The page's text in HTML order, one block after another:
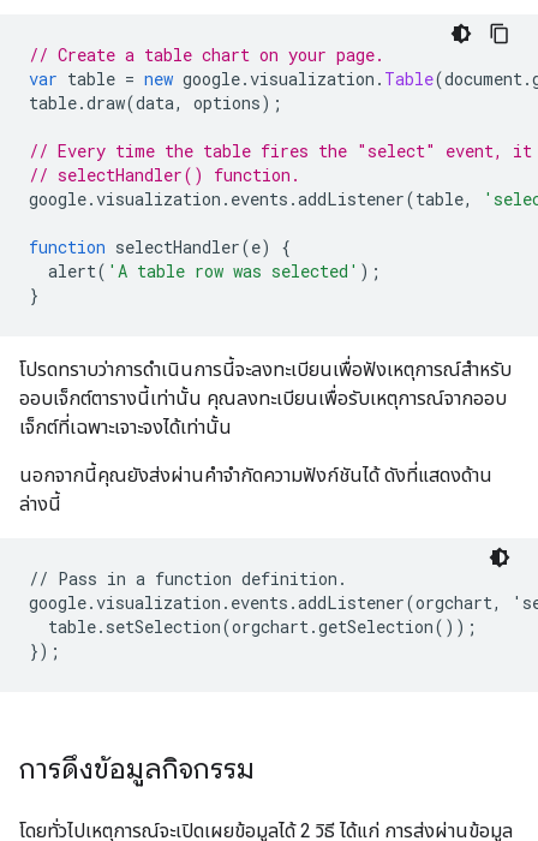
// Create a table chart on your page.
var table = new google.visualization . Table(document.
table.draw(data, options);
// Every time the table fires the "select" event, it
// selectHandler() function.
google.visualization . events .addListener(table,
function selectHandler(e)
{
alert( 'A table row was selected' );
}
โปรดทราบว่าการดำเนินการนี้จะลงทะเบียนเพื่อฟังเหตุการณ์สำหรับ
ออบเจ็กต์ตารางนี้เท่านั้น คุณลงทะเบียนเพื่อรับเหตุการณ์จากออบ
เจ็กต์ที่เฉพาะเจาะจงได้เท่านั้น
นอกจากนี้คุณยังส่งผ่านคำจำกัดความฟังก์ชันได้ ดังที่แสดงด้าน
ล่างนี้
// Pass in a function definition.
google.visualization.events.addListener(orgchart,
  table.setSelection(orgchart.getSelection());
การดึงข้อมูลกิจกรรม
โดยทั่วไปเหตุการณ์จะเปิดเผยข้อมูลได้ 2 วิธี ได้แก่ การส่งผ่านข้อมูล